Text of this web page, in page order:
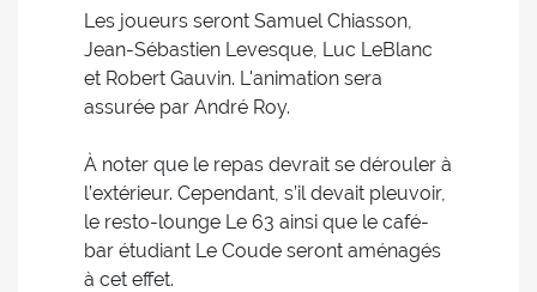
Les joueurs seront Samuel Chiasson,
Jean-Sébastien Levesque, Luc LeBlanc
et Robert Gauvin. L'animation sera
assurée par André Roy.
À noter que le repas devrait se dérouler à
l’extérieur. Cependant, s’il devait pleuvoir,
le resto-lounge Le 63 ainsi que le café-
bar étudiant Le Coude seront aménagés
à cet effet.